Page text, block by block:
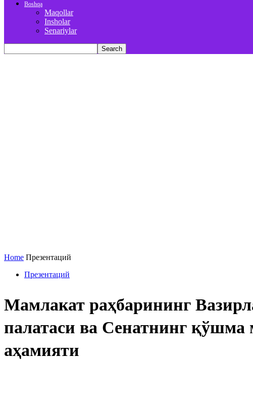
Boshqa
Maqollar
Insholar
Senariylar
Home Презентаций
Презентаций
Мамлакат раҳбарининг
палатаси ва Сенатнинг
аҳамияти